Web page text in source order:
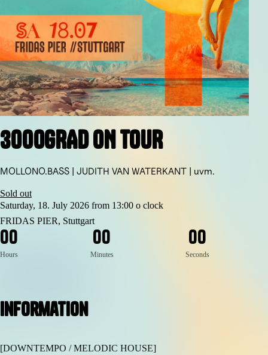
3000GRAD ON TOUR
MOLLONO.BASS | JUDITH VAN WATERKANT | uvm.
Sold out
Saturday, 18. July 2026 from 13:00 o clock
FRIDAS PIER, Stuttgart
00
Hours
00
Minutes
00
Seconds
Information
[DOWNTEMPO / MELODIC HOUSE]